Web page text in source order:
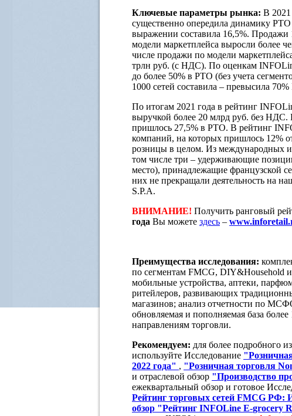
Ключевые параметры рынка: В 2021
существенно опередила динамику
выражении составила 16,5%.
модели маркетплейса выросли более
числе продажи по модели
трлн руб. (с НДС). По оценкам
до более 50% в РТО (без учета
1000 сетей составила – превысила
По итогам 2021 года в рейтинг
выручкой более 20 млрд руб. без НДС.
пришлось 27,5% в РТО. В рейтинг
компаний, на которых пришлось 12%
розницы в целом. Из международных
том числе три – удерживающие
место), принадлежащие французской
них не прекращали деятельность на
S.P.A.
ВНИМАНИЕ! Получить ранговый
года Вы можете здесь – www
Преимущества исследования:
по сегментам FMCG, DIY&Household
мобильные устройства, аптеки,
ритейлеров, развивающих
магазинов; анализ отчетности по
обновляемая и пополняемая база
направлениям торговли.
Рекомендуем: для более подробного
используйте Исследование
2022 года" , "Розничная торговля
и отраслевой обзор "Производство
ежеквартальный обзор и готовое
Рейтинг торговых сетей FMCG РФ:
обзор "Рейтинг INFOLine E-grocery